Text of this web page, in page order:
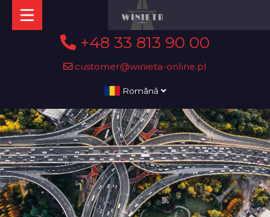
+48 33 813 90 00
customer@winieta-online.pl
Română